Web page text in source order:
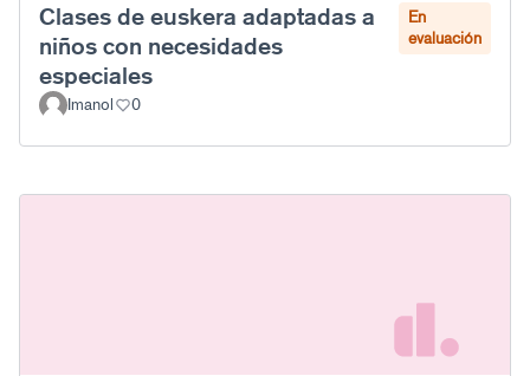
Clases de euskera adaptadas a
niños con necesidades
especiales
En
evaluación
Imanol 0